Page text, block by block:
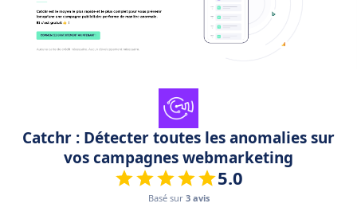
Catchr : Détecter toutes les anomalies sur
vos campagnes webmarketing
5.0
Basé sur 3 avis